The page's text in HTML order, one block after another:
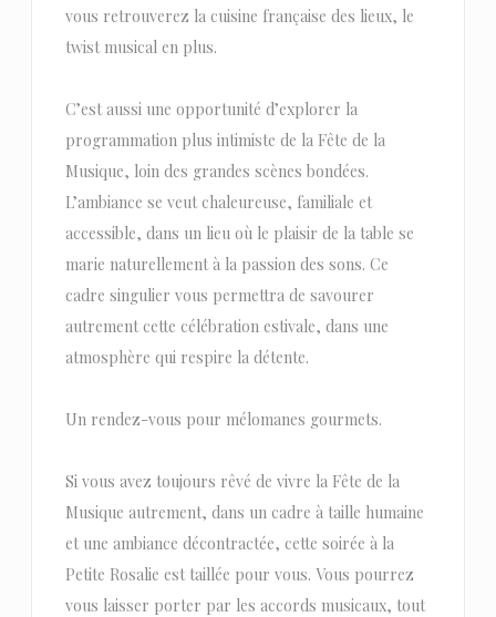
vous retrouverez la cuisine française des lieux, le
twist musical en plus.
C’est aussi une opportunité d’explorer la
programmation plus intimiste de la Fête de la
Musique, loin des grandes scènes bondées.
L’ambiance se veut chaleureuse, familiale et
accessible, dans un lieu où le plaisir de la table se
marie naturellement à la passion des sons. Ce
cadre singulier vous permettra de savourer
autrement cette célébration estivale, dans une
atmosphère qui respire la détente.
Un rendez-vous pour mélomanes gourmets.
Si vous avez toujours rêvé de vivre la Fête de la
Musique autrement, dans un cadre à taille humaine
et une ambiance décontractée, cette soirée à la
Petite Rosalie est taillée pour vous. Vous pourrez
vous laisser porter par les accords musicaux, tout